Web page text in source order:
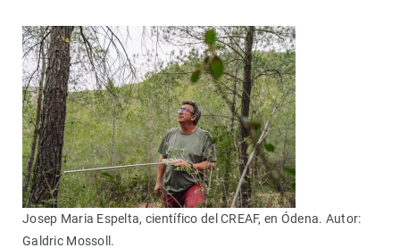
Josep Maria Espelta, científico del CREAF, en Ódena. Autor:
Galdric Mossoll.